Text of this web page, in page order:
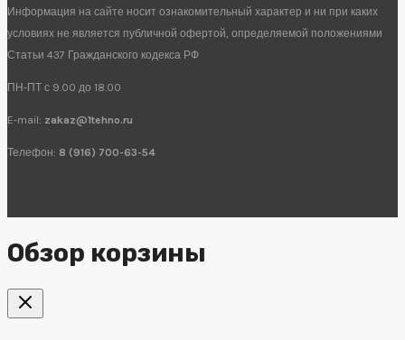
Информация на сайте носит ознакомительный характер и ни при каких
условиях не является публичной офертой, определяемой положениями
Статьи 437 Гражданского кодекса РФ
ПН-ПТ с 9.00 до 18.00
E-mail: zakaz@1tehno.ru
Телефон: 8 (916) 700-63-54
Обзор корзины